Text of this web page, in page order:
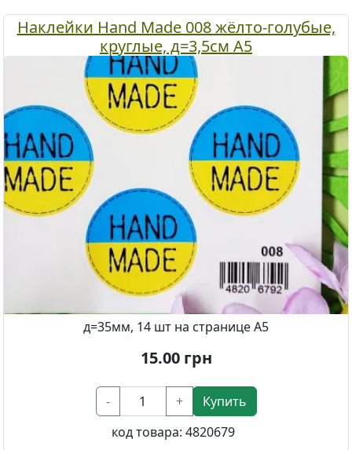
Наклейки Hand Made 008 жёлто-голубые,
круглые, д=3,5см А5
д=35мм, 14 шт на странице А5
15.00грн
- +
Купить
код товара: 4820679